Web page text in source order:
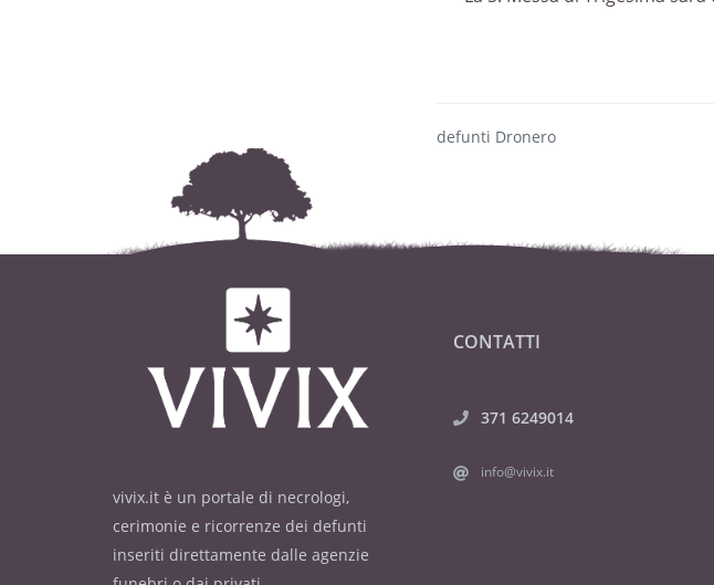
defunti Dronero
vivix.it è un portale di necrologi,
cerimonie e ricorrenze dei defunti
inseriti direttamente dalle agenzie
CONTATTI
371 6249014
info@vivix.it